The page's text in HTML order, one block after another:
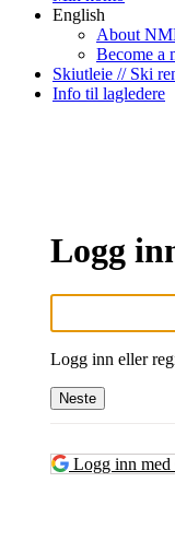
English
About
Become a
Skiutleie // Ski
Info til lagledere
Logg
Logg inn eller
Neste
Logg inn med